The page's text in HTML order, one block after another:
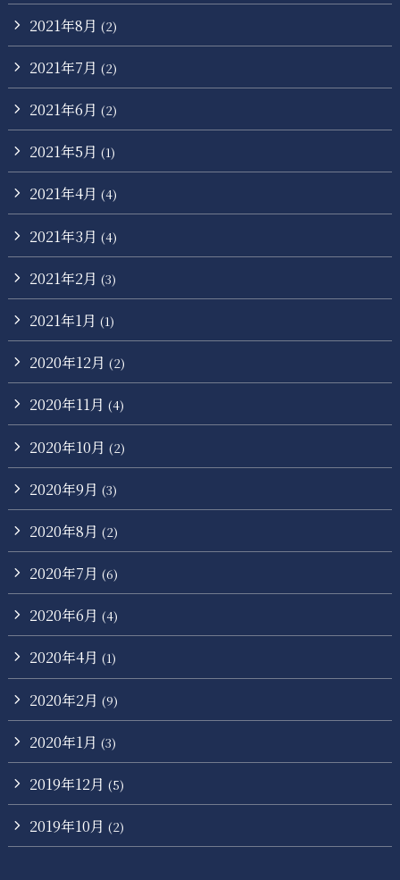
2021年8月 (2)
2021年7月 (2)
2021年6月 (2)
2021年5月 (1)
2021年4月 (4)
2021年3月 (4)
2021年2月 (3)
2021年1月 (1)
2020年12月 (2)
2020年11月 (4)
2020年10月 (2)
2020年9月 (3)
2020年8月 (2)
2020年7月 (6)
2020年6月 (4)
2020年4月 (1)
2020年2月 (9)
2020年1月 (3)
2019年12月 (5)
2019年10月 (2)